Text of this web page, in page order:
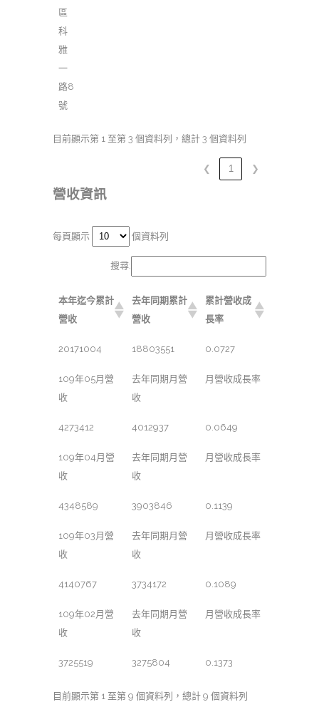
區
科
雅
一
路8
號
目前顯示第 1 至第 3 個資料列，總計 3 個資料列
❮ 1 ❯
營收資訊
每頁顯示 個資料列
搜尋:
本年迄今累計
營收
去年同期累計
營收
累計營收成
長率
20171004 18803551 0.0727
109年05月營
收
去年同期月營
收
月營收成長率
4273412 4012937 0.0649
109年04月營
收
去年同期月營
收
月營收成長率
4348589 3903846 0.1139
109年03月營
收
去年同期月營
收
月營收成長率
4140767 3734172 0.1089
109年02月營
收
去年同期月營
收
月營收成長率
3725519 3275804 0.1373
目前顯示第 1 至第 9 個資料列，總計 9 個資料列